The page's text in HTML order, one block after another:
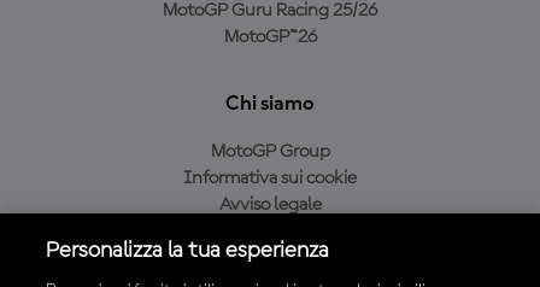
MotoGP Guru Racing 25/26
MotoGP™26
Chi siamo
MotoGP Group
Informativa sui cookie
Avviso legale
Condizioni di acquisto
Personalizza la tua esperienza